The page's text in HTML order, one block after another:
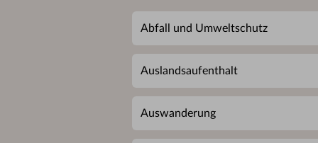
Abfall und Umweltschutz
Auslandsaufenthalt
Auswanderung